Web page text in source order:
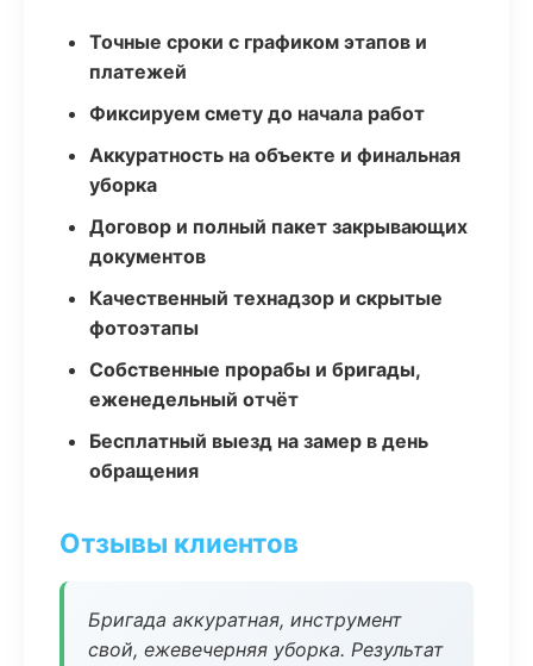
Точные сроки с графиком этапов и
платежей
Фиксируем смету до начала работ
Аккуратность на объекте и финальная
уборка
Договор и полный пакет закрывающих
документов
Качественный технадзор и скрытые
фотоэтапы
Собственные прорабы и бригады,
еженедельный отчёт
Бесплатный выезд на замер в день
обращения
Отзывы клиентов
Бригада аккуратная, инструмент
свой, ежевечерняя уборка. Результат